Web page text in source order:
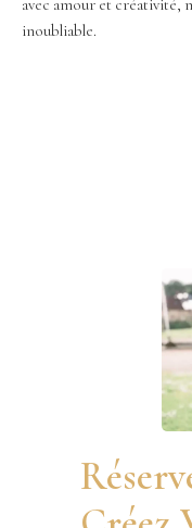
avec amour et créativité,
inoubliable.